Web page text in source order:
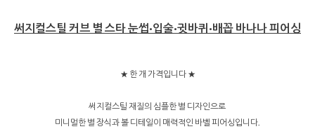
써지컬스틸 커브 별 스타 눈썹·입술·귓바퀴·배꼽 바나나 피어싱
★ 한 개 가격입니다 ★
써지컬스틸 재질의 심플한 별 디자인으로
미니멀한 별 장식과 볼 디테일이 매력적인 바벨 피어싱입니다.